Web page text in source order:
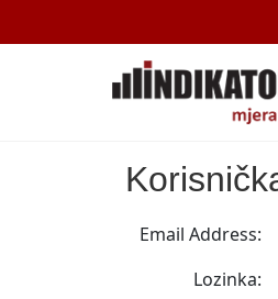
Email Address:
Lozinka: